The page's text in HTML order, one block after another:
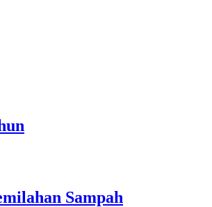
Sampah